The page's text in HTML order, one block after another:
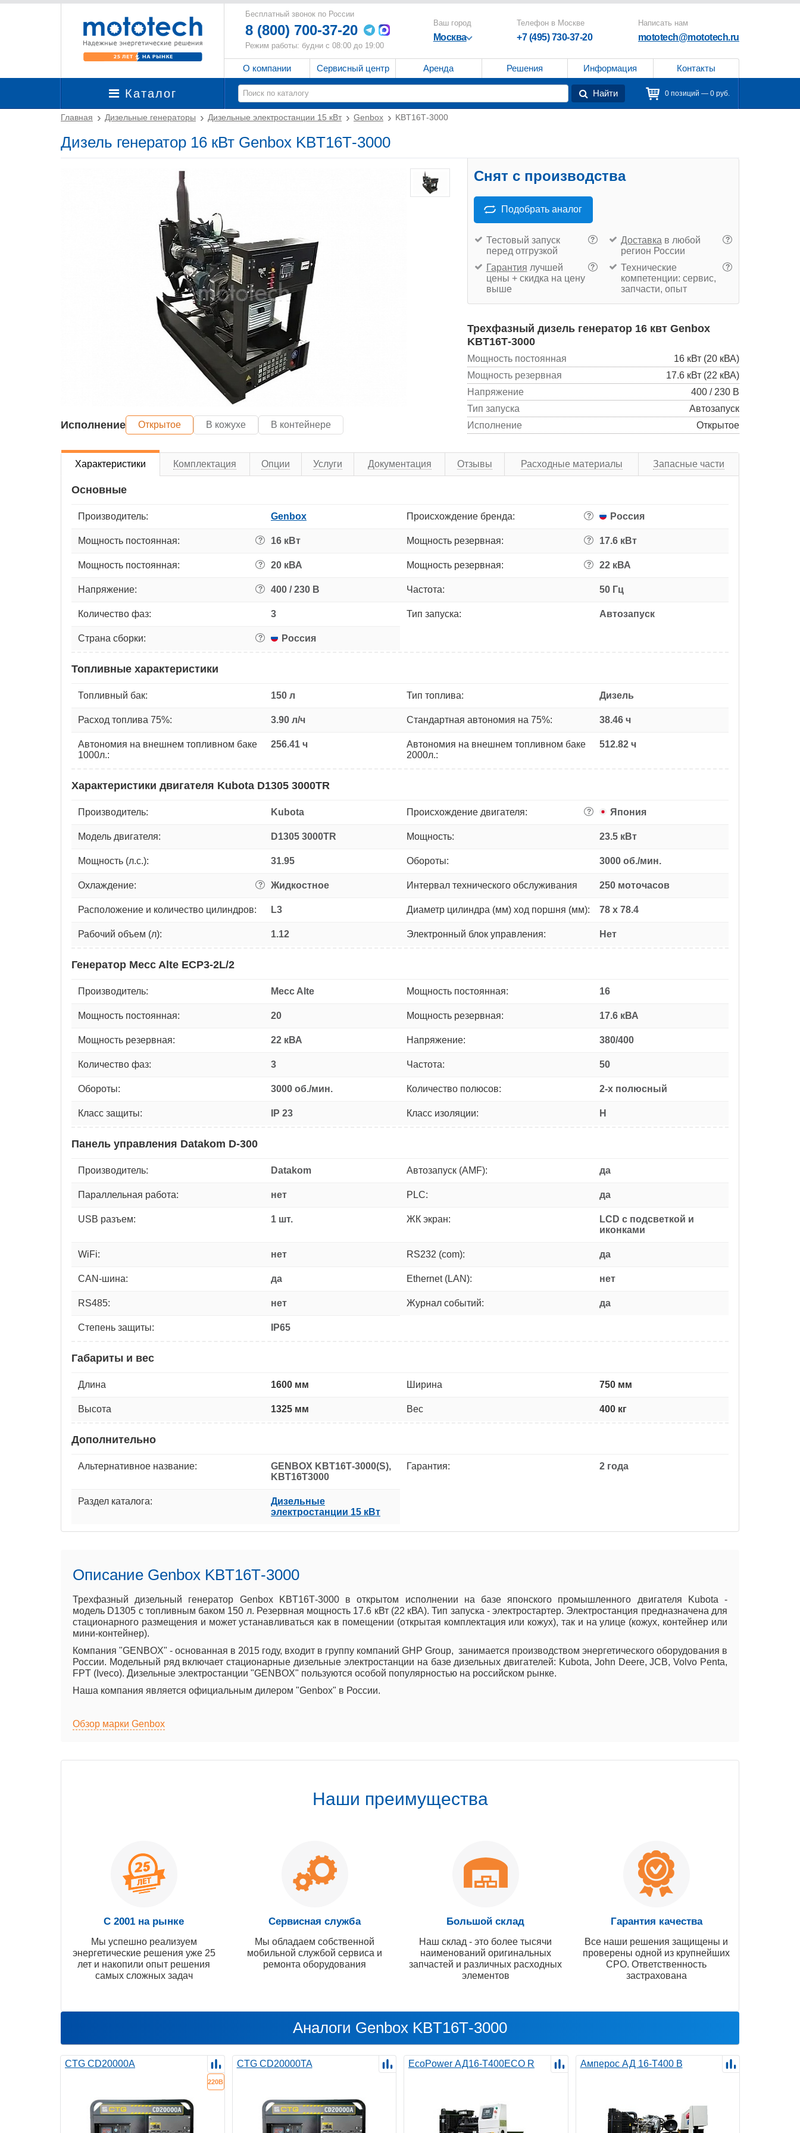
Бесплатный звонок по России
8 (800) 700-37-20
Режим работы: будни с 08:00 до 19:00
Ваш город
Москва
Телефон в Москве
+7 (495) 730-37-20
Написать нам
mototech@mototech.ru
О компании Сервисный центр Аренда Решения Информация Контакты
Каталог Найти 0 позиций — 0 руб.
Главная Дизельные генераторы Дизельные электростанции 15 кВт Genbox KBT16Т-3000
Дизель генератор 16 кВт Genbox KBT16Т-3000
Исполнение Открытое В кожухе В контейнере
Снят с производства
Подобрать аналог
?
Тестовый запуск
перед отгрузкой
?
Доставка в любой
регион России
?
Гарантия лучшей
цены + скидка на цену
выше
?
Технические
компетенции: сервис,
запчасти, опыт
Трехфазный дизель генератор 16 квт Genbox
KBT16Т-3000
Мощность постоянная
16 кВт (20 кВА)
Мощность резервная
17.6 кВт (22 кВА)
Напряжение
400 / 230 В
Тип запуска
Автозапуск
Исполнение
Открытое
Характеристики Комплектация Опции Услуги Документация Отзывы Расходные материалы Запасные части
Основные
Производитель: Genbox Происхождение бренда: ? Россия
Мощность постоянная: ? 16 кВт Мощность резервная: ? 17.6 кВт
Мощность постоянная: ? 20 кВА Мощность резервная: ? 22 кВА
Напряжение: ? 400 / 230 В Частота: 50 Гц
Количество фаз: 3 Тип запуска: Автозапуск
Страна сборки: ? Россия
Топливные характеристики
Топливный бак: 150 л Тип топлива: Дизель
Расход топлива 75%: 3.90 л/ч Стандартная автономия на 75%: 38.46 ч
Автономия на внешнем топливном баке
1000л.:
256.41 ч
Автономия на внешнем топливном баке
2000л.:
512.82 ч
Характеристики двигателя Kubota D1305 3000TR
Производитель: Kubota Происхождение двигателя: ? Япония
Модель двигателя: D1305 3000TR Мощность: 23.5 кВт
Мощность (л.с.): 31.95 Обороты: 3000 об./мин.
Охлаждение: ? Жидкостное Интервал технического обслуживания 250 моточасов
Расположение и количество цилиндров: L3 Диаметр цилиндра (мм) ход поршня (мм): 78 х 78.4
Рабочий объем (л): 1.12 Электронный блок управления: Нет
Генератор Mecc Alte ECP3-2L/2
Производитель: Mecc Alte Мощность постоянная: 16
Мощность постоянная: 20 Мощность резервная: 17.6 кВА
Мощность резервная: 22 кВА Напряжение: 380/400
Количество фаз: 3 Частота: 50
Обороты: 3000 об./мин. Количество полюсов: 2-х полюсный
Класс защиты: IP 23 Класс изоляции: H
Панель управления Datakom D-300
Производитель: Datakom Автозапуск (AMF): да
Параллельная работа: нет PLC: да
USB разъем: 1 шт. ЖК экран:
LCD с подсветкой и
иконками
WiFi: нет RS232 (com): да
CAN-шина: да Ethernet (LAN): нет
RS485: нет Журнал событий: да
Степень защиты: IP65
Габариты и вес
Длина 1600 мм Ширина 750 мм
Высота 1325 мм Вес 400 кг
Дополнительно
Альтернативное название:
GENBOX KBT16Т-3000(S),
KBT16Т3000
Гарантия: 2 года
Раздел каталога:
Дизельные
электростанции 15 кВт
Описание Genbox KBT16Т-3000
Трехфазный дизельный генератор Genbox KBT16Т-3000 в открытом исполнении на базе японского промышленного двигателя Kubota -
модель D1305 с топливным баком 150 л. Резервная мощность 17.6 кВт (22 кВА). Тип запуска - электростартер. Электростанция предназначена для
стационарного размещения и может устанавливаться как в помещении (открытая комплектация или кожух), так и на улице (кожух, контейнер или
мини-контейнер).
Компания "GENBOX" - основанная в 2015 году, входит в группу компаний GHP Group, занимается производством энергетического оборудования в
России. Модельный ряд включает стационарные дизельные электростанции на базе дизельных двигателей: Kubota, John Deere, JCB, Volvo Penta,
FPT (Iveco). Дизельные электростанции "GENBOX" пользуются особой популярностью на российском рынке.
Наша компания является официальным дилером "Genbox" в России.
Обзор марки Genbox
Наши преимущества
С 2001 на рынке
Мы успешно реализуем
энергетические решения уже 25
лет и накопили опыт решения
самых сложных задач
Сервисная служба
Мы обладаем собственной
мобильной службой сервиса и
ремонта оборудования
Большой склад
Наш склад - это более тысячи
наименований оригинальных
запчастей и различных расходных
элементов
Гарантия качества
Все наши решения защищены и
проверены одной из крупнейших
СРО. Ответственность
застрахована
Аналоги Genbox KBT16Т-3000
CTG CD20000A
220В
CTG CD20000TA EcoPower АД16-T400ECO R Амперос АД 16-Т400 B